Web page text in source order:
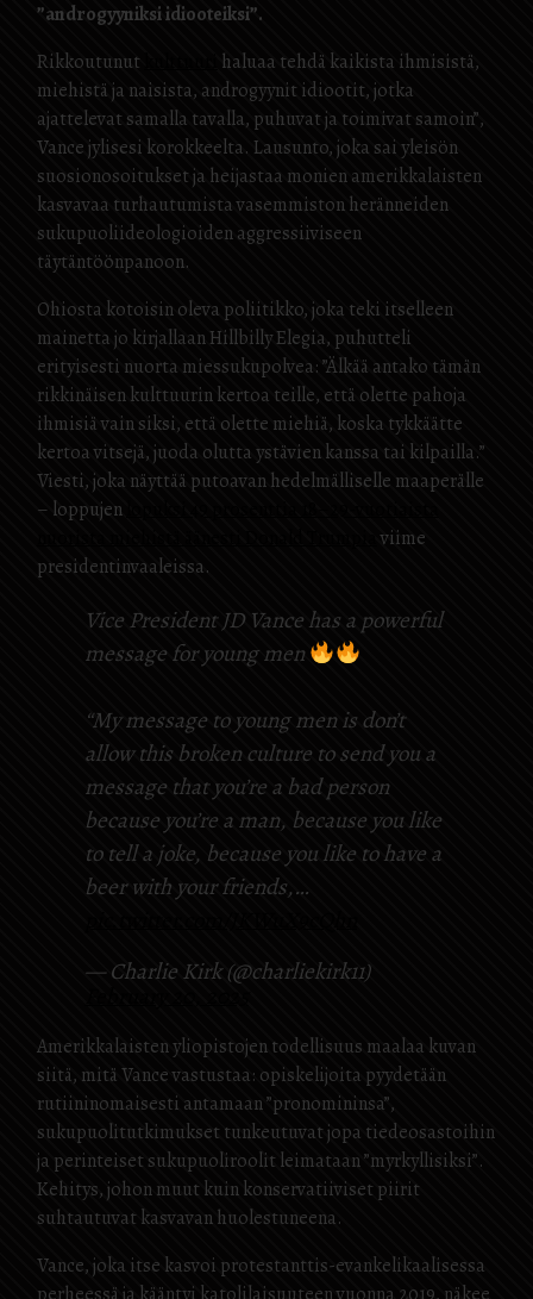
”androgyyniksi idiooteiksi”.
Rikkoutunut
haluaa tehdä kaikista ihmisistä,
miehistä ja naisista, androgyynit idiootit, jotka
ajattelevat samalla tavalla, puhuvat ja toimivat samoin”,
Vance jylisesi korokkeelta. Lausunto, joka sai yleisön
suosionosoitukset ja heijastaa monien amerikkalaisten
kasvavaa turhautumista vasemmiston heränneiden
sukupuoliideologioiden aggressiiviseen
täytäntöönpanoon.
Ohiosta kotoisin oleva poliitikko, joka teki itselleen
mainetta jo kirjallaan Hillbilly Elegia, puhutteli
erityisesti nuorta miessukupolvea: ”Älkää antako tämän
rikkinäisen kulttuurin kertoa teille, että olette pahoja
ihmisiä vain siksi, että olette miehiä, koska tykkäätte
kertoa vitsejä, juoda olutta ystävien kanssa tai kilpailla.”
Viesti, joka näyttää putoavan hedelmälliselle maaperälle
– loppujen
viime
presidentinvaaleissa.
Vice President JD Vance has a powerful
message for young men
“My message to young men is don’t
allow this broken culture to send you a
message that you’re a bad person
because you’re a man, because you like
to tell a joke, because you like to have a
beer with your friends,…
— Charlie Kirk (@charliekirk11)
Amerikkalaisten yliopistojen todellisuus maalaa kuvan
siitä, mitä Vance vastustaa: opiskelijoita pyydetään
rutiininomaisesti antamaan ”pronomininsa”,
sukupuolitutkimukset tunkeutuvat jopa tiedeosastoihin
ja perinteiset sukupuoliroolit leimataan ”myrkyllisiksi”.
Kehitys, johon muut kuin konservatiiviset piirit
suhtautuvat kasvavan huolestuneena.
Vance, joka itse kasvoi protestanttis-evankelikaalisessa